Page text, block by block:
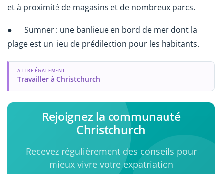
et à proximité de magasins et de nombreux parcs.
● Sumner : une banlieue en bord de mer dont la
plage est un lieu de prédilection pour les habitants.
A LIRE ÉGALEMENT
Travailler à Christchurch
Rejoignez la communauté
Christchurch
Recevez régulièrement des conseils pour
mieux vivre votre expatriation